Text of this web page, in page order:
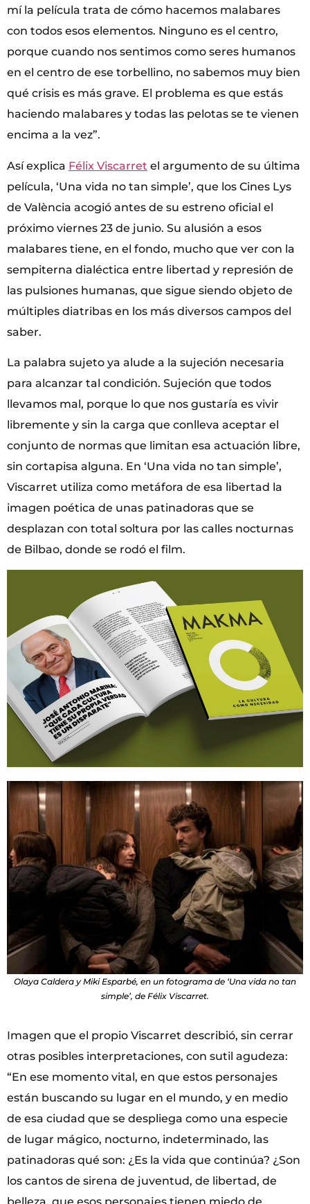
mí la película trata de cómo hacemos malabares
con todos esos elementos. Ninguno es el centro,
porque cuando nos sentimos como seres humanos
en el centro de ese torbellino, no sabemos muy bien
qué crisis es más grave. El problema es que estás
haciendo malabares y todas las pelotas se te vienen
encima a la vez”.
Así explica Félix Viscarret el argumento de su última
película, ‘Una vida no tan simple’, que los Cines Lys
de València acogió antes de su estreno oficial el
próximo viernes 23 de junio. Su alusión a esos
malabares tiene, en el fondo, mucho que ver con la
sempiterna dialéctica entre libertad y represión de
las pulsiones humanas, que sigue siendo objeto de
múltiples diatribas en los más diversos campos del
saber.
La palabra sujeto ya alude a la sujeción necesaria
para alcanzar tal condición. Sujeción que todos
llevamos mal, porque lo que nos gustaría es vivir
libremente y sin la carga que conlleva aceptar el
conjunto de normas que limitan esa actuación libre,
sin cortapisa alguna. En ‘Una vida no tan simple’,
Viscarret utiliza como metáfora de esa libertad la
imagen poética de unas patinadoras que se
desplazan con total soltura por las calles nocturnas
de Bilbao, donde se rodó el film.
Olaya Caldera y Miki Esparbé, en un fotograma de ‘Una vida no tan
simple’, de Félix Viscarret.
Imagen que el propio Viscarret describió, sin cerrar
otras posibles interpretaciones, con sutil agudeza:
“En ese momento vital, en que estos personajes
están buscando su lugar en el mundo, y en medio
de esa ciudad que se despliega como una especie
de lugar mágico, nocturno, indeterminado, las
patinadoras qué son: ¿Es la vida que continúa? ¿Son
los cantos de sirena de juventud, de libertad, de